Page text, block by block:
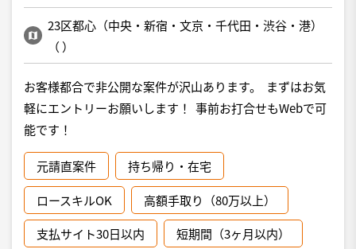
23区都心（中央・新宿・文京・千代田・渋谷・港）
（ ）
お客様都合で非公開な案件が沢山あります。 まずはお気
軽にエントリーお願いします！ 事前お打合せもWebで可
能です！
元請直案件 持ち帰り・在宅
ロースキルOK 高額手取り（80万以上）
支払サイト30日以内 短期間（3ヶ月以内）